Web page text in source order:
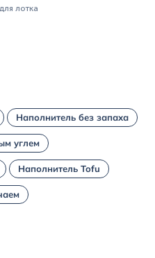
лотка
Наполнитель без запаха
углем
Наполнитель Tofu